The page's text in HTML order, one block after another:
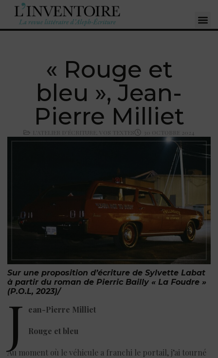
« Rouge et
bleu », Jean-
Pierre Milliet
L'ATELIER D'ÉCRITURE VOS TEXTES 30 OCTOBRE 2024
Sur une proposition d’écriture de Sylvette Labat
à partir du roman de Pierric Bailly « La Foudre »
(P.O.L, 2023)/
J ean-Pierre Milliet
Rouge et bleu
Au moment où le véhicule a franchi le portail, j’ai tourné